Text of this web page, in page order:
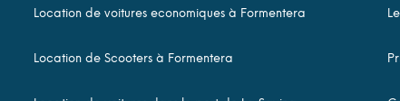
Location de voitures economiques à Formentera
Location de Scooters à Formentera